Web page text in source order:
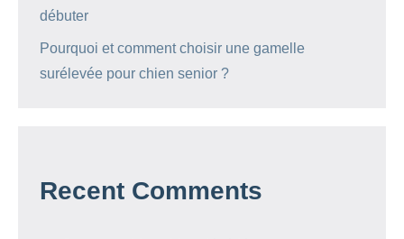
débuter
Pourquoi et comment choisir une gamelle
surélevée pour chien senior ?
Recent Comments